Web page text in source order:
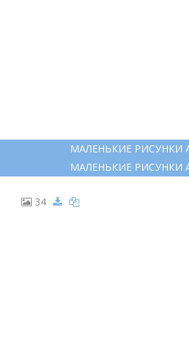
МАЛЕНЬКИЕ РИСУНКИ
МАЛЕНЬКИЕ РИСУНКИ
34